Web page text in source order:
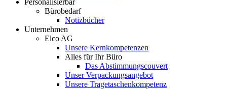
Personalisierbar
Bürobedarf
Notizbücher
Unternehmen
Elco AG
Unsere Kernkompetenzen
Alles für Ihr Büro
Das Abstimmungscouvert
Unser Verpackungsangebot
Unsere Tragetaschenkompetenz